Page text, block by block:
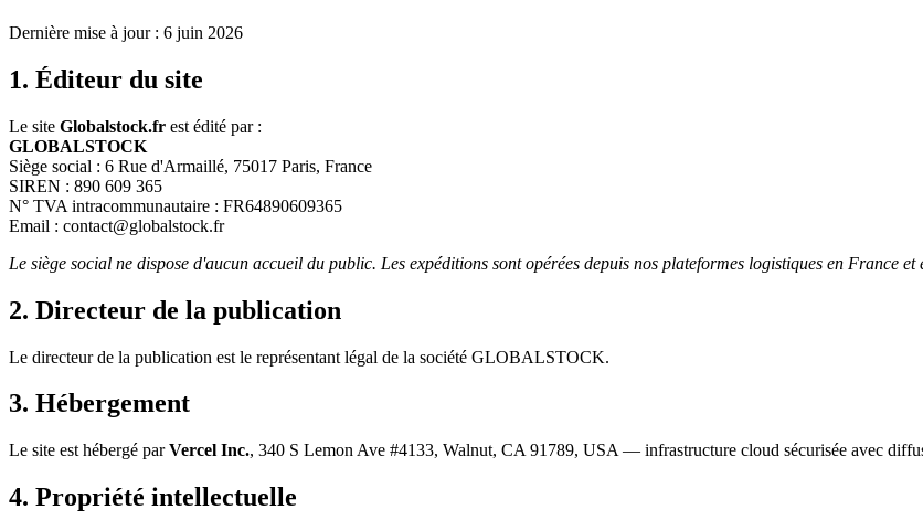
Dernière mise à jour : 6 juin 2026
1. Éditeur du site
Le site Globalstock.fr est édité par :
GLOBALSTOCK
Siège social : 6 Rue d'Armaillé, 75017 Paris, France
SIREN : 890 609 365
N° TVA intracommunautaire : FR64890609365
Email : contact@globalstock.fr
Le siège social ne dispose d'aucun accueil du public. Les expéditions sont opérées depuis nos plateformes logistiques en France et
2. Directeur de la publication
Le directeur de la publication est le représentant légal de la société GLOBALSTOCK.
3. Hébergement
Le site est hébergé parVercel Inc., 340 S Lemon Ave #4133, Walnut, CA 91789, USA — infrastructure cloud sécurisée avec
4. Propriété intellectuelle